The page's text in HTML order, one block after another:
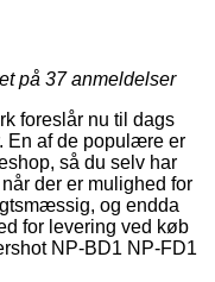
på 37anmeldelser
foreslår nu til dags
En af de populære er
så du selv har
der er mulighed for
og endda
for levering ved køb
NP-BD1 NP-FD1